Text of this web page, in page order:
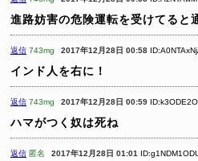
進路妨害の危険運転を受けてると
返信 743mg 2017年12月28日 00:58
インド人を右に！
返信 743mg 2017年12月28日 00:59
ハマがつく奴は死ね
返信 匿名 2017年12月28日 01:01